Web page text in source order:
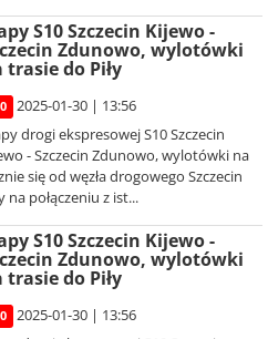
S10 Szczecin Kijewo -
Zdunowo, wylotówki
trasie do Piły
2025-01-30 | 13:56
drogi ekspresowej S10 Szczecin
- Szczecin Zdunowo, wylotówki na
się od węzła drogowego Szczecin
połączeniu z ist...
S10 Szczecin Kijewo -
Zdunowo, wylotówki
trasie do Piły
2025-01-30 | 13:56